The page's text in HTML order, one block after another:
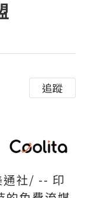
追蹤
社/ -- 印